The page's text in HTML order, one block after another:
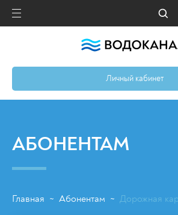
Личный кабинет
АБОНЕНТАМ
Главная ~ Абонентам ~ Дорожная